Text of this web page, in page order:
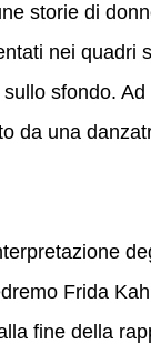
storie di
nei quadri
sfondo.
da una
Frida
fine della